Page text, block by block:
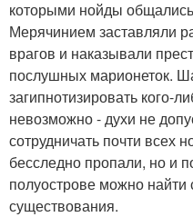
которыми нойды
Мерячинием заставляли
врагов и наказывали
послушных марионеток.
загипнотизировать кого-
невозможно - духи не
сотрудничать почти всех
бесследно пропали, но и
полуострове можно
существования.